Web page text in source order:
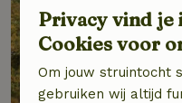
Privacy vind je
Cookies voor
Om jouw struintocht
gebruiken wij altijd